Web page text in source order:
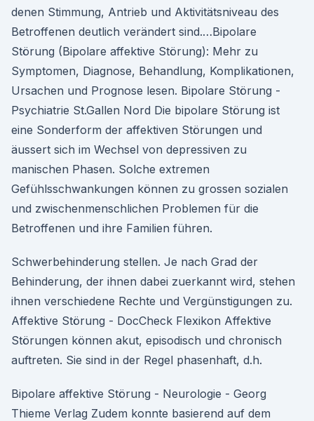
denen Stimmung, Antrieb und Aktivitätsniveau des
Betroffenen deutlich verändert sind.…Bipolare
Störung (Bipolare affektive Störung): Mehr zu
Symptomen, Diagnose, Behandlung, Komplikationen,
Ursachen und Prognose lesen. Bipolare Störung -
Psychiatrie St.Gallen Nord Die bipolare Störung ist
eine Sonderform der affektiven Störungen und
äussert sich im Wechsel von depressiven zu
manischen Phasen. Solche extremen
Gefühlsschwankungen können zu grossen sozialen
und zwischenmenschlichen Problemen für die
Betroffenen und ihre Familien führen.
Schwerbehinderung stellen. Je nach Grad der
Behinderung, der ihnen dabei zuerkannt wird, stehen
ihnen verschiedene Rechte und Vergünstigungen zu.
Affektive Störung - DocCheck Flexikon Affektive
Störungen können akut, episodisch und chronisch
auftreten. Sie sind in der Regel phasenhaft, d.h.
Bipolare affektive Störung - Neurologie - Georg
Thieme Verlag Zudem konnte basierend auf dem